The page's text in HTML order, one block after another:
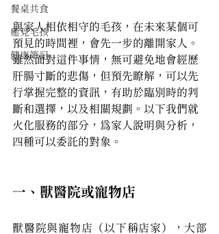
餐桌共食
癒見毛孩
健康筆記
與家人相依相守的毛孩，在未來某個可
預見的時間裡，會先一步的離開家人。
雖然面對這件事情，無可避免地會經歷
肝腸寸斷的悲傷，但預先瞭解，可以先
行掌握完整的資訊，有助於臨別時的判
斷和選擇，以及相關規劃。以下我們就
火化服務的部分，為家人說明與分析，
四種可以委託的對象。
一、獸醫院或寵物店
獸醫院與寵物店（以下稱店家），大部